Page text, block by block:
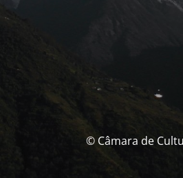
© Câmara de